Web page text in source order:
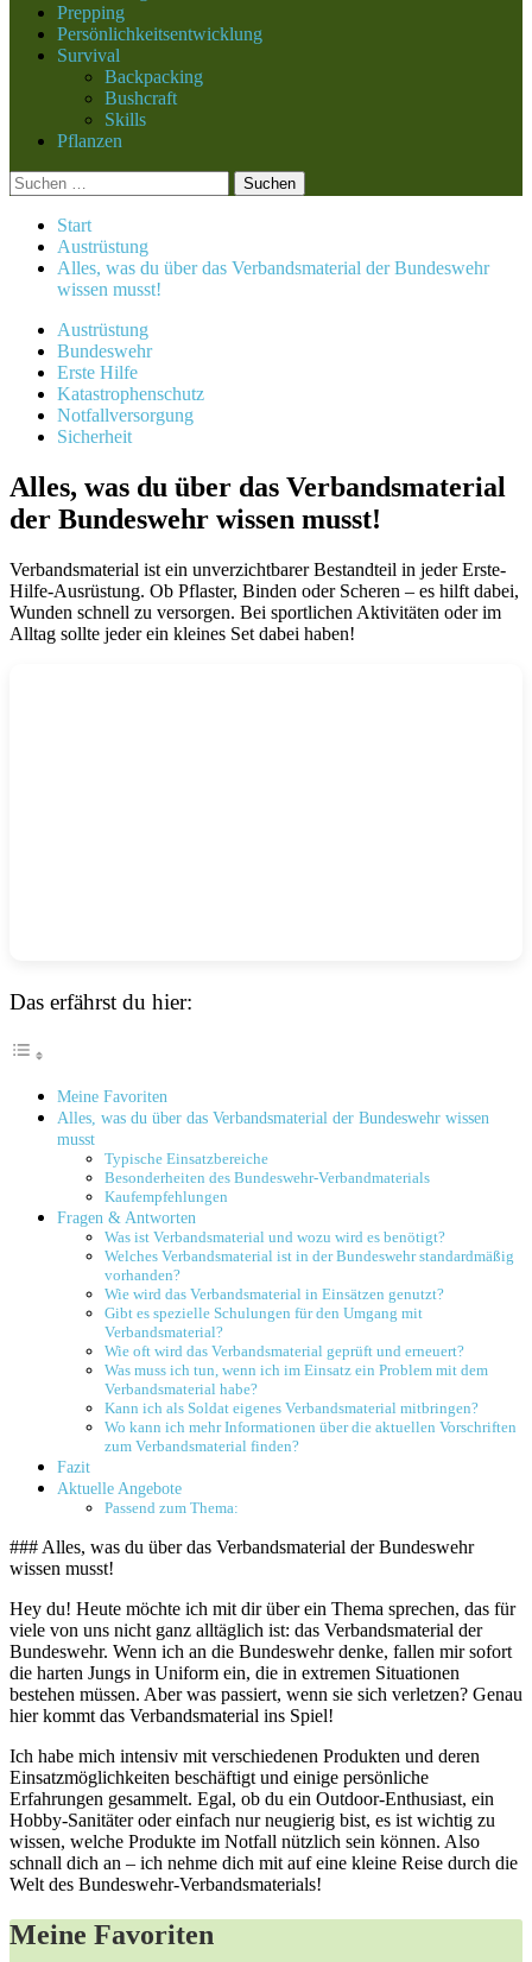
Prepping
Persönlichkeitsentwicklung
Survival
Backpacking
Bushcraft
Skills
Pflanzen
Suchen
nach:
Start
Austrüstung
Alles, was du über das Verbandsmaterial der Bundeswehr
wissen musst!
Austrüstung
Bundeswehr
Erste Hilfe
Katastrophenschutz
Notfallversorgung
Sicherheit
Alles, was du über das Verbandsmaterial
der Bundeswehr wissen musst!
Verbandsmaterial ist ein unverzichtbarer Bestandteil in jeder Erste-
Hilfe-Ausrüstung. Ob Pflaster, Binden oder Scheren – es hilft dabei,
Wunden schnell zu versorgen. Bei sportlichen Aktivitäten oder im
Alltag sollte jeder ein kleines Set dabei haben!
Das erfährst du hier:
Meine ​Favoriten
Alles, ⁤was du über das Verbandsmaterial der Bundeswehr wissen
musst
Typische Einsatzbereiche
Besonderheiten des Bundeswehr-Verbandmaterials
Kaufempfehlungen
Fragen & Antworten
Was ist Verbandsmaterial und wozu‌ wird es benötigt?
Welches‌ Verbandsmaterial ist ​in der Bundeswehr standardmäßig
vorhanden?
Wie‌ wird ⁤das Verbandsmaterial in Einsätzen genutzt?
Gibt es ⁤spezielle Schulungen für⁣ den Umgang mit‍
Verbandsmaterial?
Wie oft wird⁢ das Verbandsmaterial geprüft und​ erneuert?
Was muss​ ich ⁢tun, wenn ich im Einsatz ​ein Problem mit dem
Verbandsmaterial‌ habe?
Kann ich‌ als Soldat eigenes Verbandsmaterial mitbringen?
Wo kann ich mehr Informationen ⁢über die aktuellen Vorschriften
⁣zum Verbandsmaterial ​finden?
Fazit
Aktuelle Angebote
Passend zum Thema:
### Alles,⁢ was du über das⁤ Verbandsmaterial der Bundeswehr‌
wissen⁣ musst!
Hey​ du! Heute möchte​ ich mit dir über⁣ ein Thema sprechen, das ⁣für
‍viele von uns nicht⁢ ganz alltäglich ​ist: das Verbandsmaterial der
Bundeswehr.⁣ Wenn⁣ ich ‍an die Bundeswehr denke, fallen ‍mir sofort
die harten Jungs in⁣ Uniform ein, ⁤die in extremen ⁤Situationen
bestehen müssen. Aber was ‌passiert, ​wenn sie ‌sich verletzen?‌ Genau
⁤hier kommt⁢ das Verbandsmaterial⁤ ins Spiel!
Ich ⁤habe mich intensiv mit⁣ verschiedenen Produkten‍ und deren
Einsatzmöglichkeiten beschäftigt und einige persönliche
Erfahrungen gesammelt. Egal, ob du ⁣ein Outdoor-Enthusiast, ein
Hobby-Sanitäter‍ oder einfach nur neugierig bist, es ist wichtig zu
wissen, welche‌ Produkte im⁤ Notfall nützlich sein können. Also
schnall dich ‌an – ich nehme dich mit‍ auf ⁤eine kleine Reise durch die
Welt des Bundeswehr-Verbandsmaterials!
Meine ​Favoriten